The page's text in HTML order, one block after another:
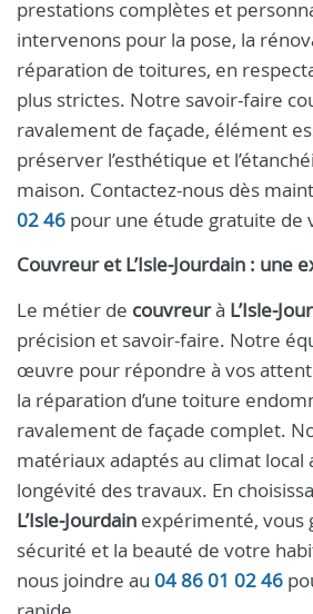
prestations complètes et
intervenons pour la pose, la
réparation de toitures, en
plus strictes. Notre savoir-faire
ravalement de façade, élément
préserver l’esthétique et
maison. Contactez-nous dès
02 46 pour une étude gratuite de
Couvreur et L’Isle‑Jourdain : une
Le métier de couvreurà
précision et savoir-faire. Notre
œuvre pour répondre à vos
la réparation d’une toiture
ravalement de façade complet.
matériaux adaptés au climat local
longévité des travaux. En
L’Isle‑Jourdain expérimenté, vous
sécurité et la beauté de votre
nous joindre au 04 86 01 02 46